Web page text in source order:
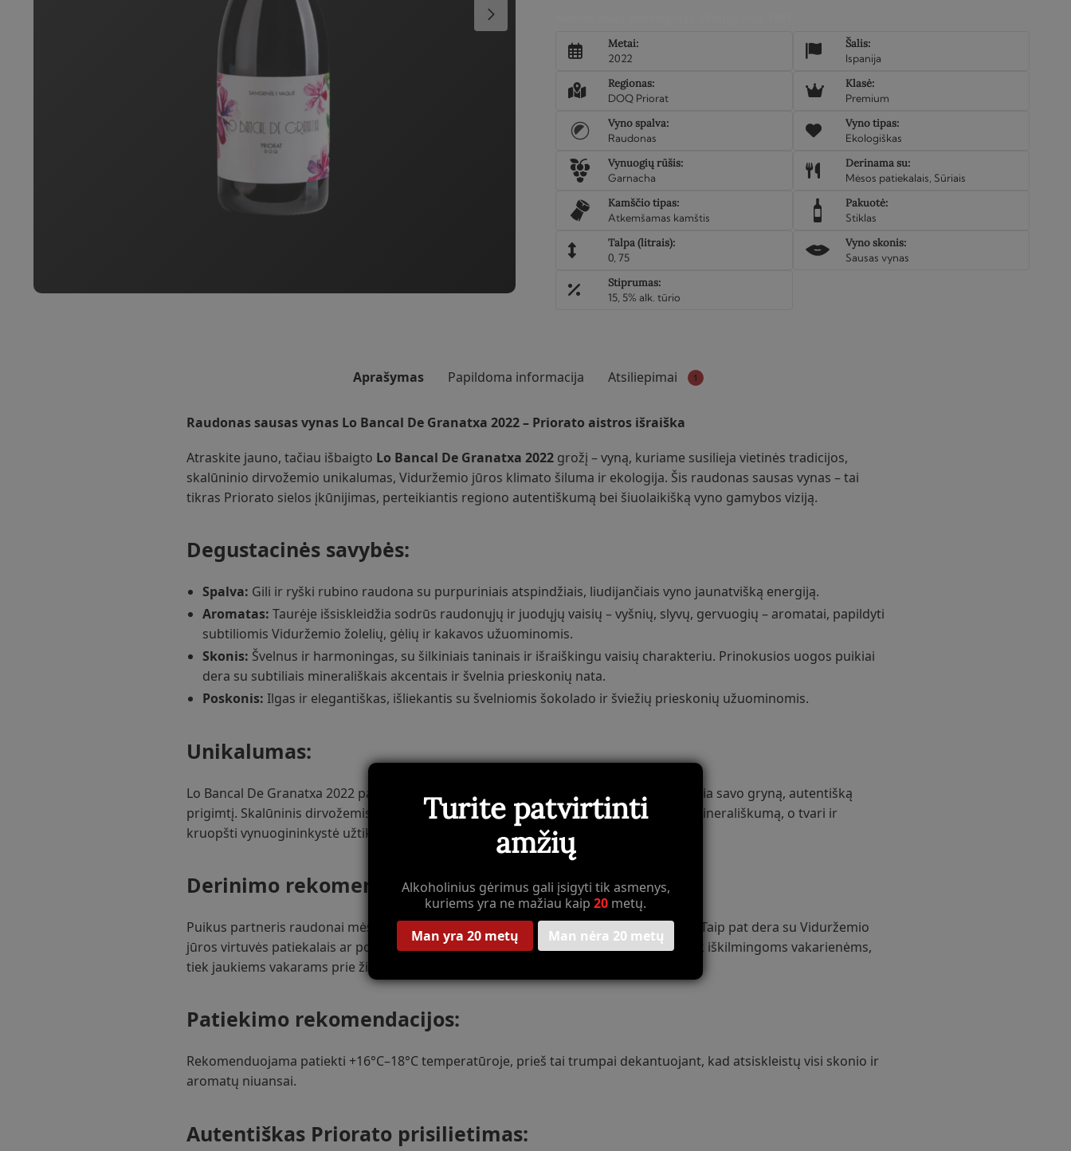
De
Granatxa
2022
Metai:
2022
Šalis:
Ispanija
Regionas:
DOQ Priorat
Klasė:
Premium
Vyno spalva:
Raudonas
Vyno tipas:
Ekologiškas
Vynuogių rūšis:
Garnacha
Derinama su:
Mėsos patiekalais, Sūriais
Kamščio tipas:
Atkemšamas kamštis
Pakuotė:
Stiklas
Talpa (litrais):
0, 75
Vyno skonis:
Sausas vynas
Stiprumas:
15, 5% alk. tūrio
Aprašymas Papildoma informacija Atsiliepimai 1
Raudonas sausas vynas Lo Bancal De Granatxa 2022 – Priorato aistros išraiška
Atraskite jauno, tačiau išbaigto Lo Bancal De Granatxa 2022grožį – vyną, kuriame susilieja vietinės tradicijos,
skalūninio dirvožemio unikalumas, Viduržemio jūros klimato šiluma ir ekologija. Šis raudonas sausas vynas – tai
tikras Priorato sielos įkūnijimas, perteikiantis regiono autentiškumą bei šiuolaikišką vyno gamybos viziją.
Degustacinės savybės:
Spalva: Gili ir ryški rubino raudona su purpuriniais atspindžiais, liudijančiais vyno jaunatvišką energiją.
Aromatas: Taurėje išsiskleidžia sodrūs raudonųjų ir juodųjų vaisių – vyšnių, slyvų, gervuogių – aromatai, papildyti
subtiliomis Viduržemio žolelių, gėlių ir kakavos užuominomis.
Skonis: Švelnus ir harmoningas, su šilkiniais taninais ir išraiškingu vaisių charakteriu. Prinokusios uogos puikiai
dera su subtiliais minerališkais akcentais ir švelnia prieskonių nata.
Poskonis: Ilgas ir elegantiškas, išliekantis su švelniomis šokolado ir šviežių prieskonių užuominomis.
Unikalumas:
Lo Bancal De Granatxa 2022 pagamintas iš 100 % Grenache vynuogių, kurios atskleidžia savo gryną, autentišką
prigimtį. Skalūninis dirvožemis, vadinamas „licorella,” suteikia vynui nepakartojamą minerališkumą, o tvari ir
kruopšti vynuogininkystė užtikrina aukščiausią kokybę.
Derinimo rekomendacijos:
Puikus partneris raudonai mėsai, avienai, grilio patiekalams ir brandintiems sūriams. Taip pat dera su Viduržemio
jūros virtuvės patiekalais ar pomidorų pagrindo padažais. Tai puikus pasirinkimas tiek iškilmingoms vakarienėms,
tiek jaukiems vakarams prie židinio.
Patiekimo rekomendacijos:
Rekomenduojama patiekti +16°C–18°C temperatūroje, prieš tai trumpai dekantuojant, kad atsiskleistų visi skonio ir
aromatų niuansai.
Autentiškas Priorato prisilietimas:
Turite patvirtinti
amžių
Alkoholinius gėrimus gali įsigyti tik asmenys,
kuriems yra ne mažiau kaip 20 metų.
Man yra 20 metų
Man nėra 20 metų